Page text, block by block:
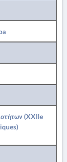
(XXIIe